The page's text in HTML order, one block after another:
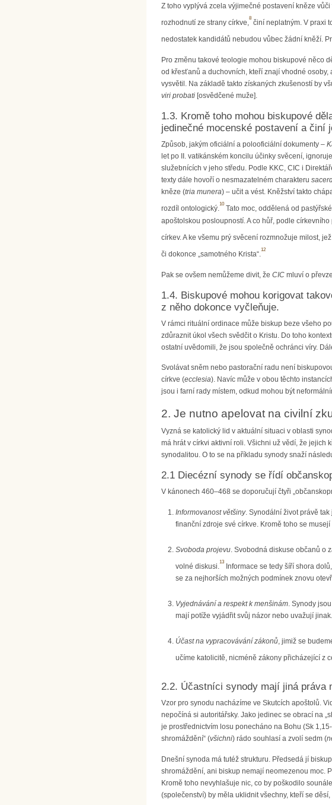
Z toho vyplývá zcela výjimečné postavení kněze
rozhodnutí ze strany církve,
8
činí neplatným. V praxi
nedostatek kandidátů nebudou vůbec žádní kněží.
Pro změnu takové teologie mohou biskupové něco
od křesťanů a duchovních, kteří znají vhodné
vysvětil. Na základě takto získaných zkušeností by
viri probati [osvědčené muže].
1.3. Kromě toho mohou biskupové
jedinečné mocenské postavení a činí
Způsob, jakým oficiální a polooficiální dokumenty –
let po II. vatikánském koncilu účinky svěcení,
služebnících v jeho středu. Podle KKC, CIC i
texty dále hovoří o nesmazatelném charakteru
kněze (tria munera) – učit a vést. Kněžství takto
rozdíl ontologický.
10
Tato moc, oddělená od
apoštolskou posloupností. A co hůř, podle
církev. A ke všemu prý svěcení rozmnožuje milost,
či dokonce „samotného Krista“.
12
Pak se ovšem nemůžeme divit, že CIC mluví o
1.4. Biskupové mohou korigovat
z něho dokonce vyčleňuje.
V rámci rituální ordinace může biskup beze všeho
zdůraznit úkol všech svědčit o Kristu. Do toho
ostatní uvědomili, že jsou společně ochránci víry.
Svolávat sněm nebo pastorační radu není
církve (ecclesia). Navíc může v obou těchto
jsou i farní rady místem, odkud mohou být
2. Je nutno apelovat na civilní
Vyzná se katolický lid v aktuální situaci v oblasti
má hrát v církvi aktivní roli. Všichni už vědí, že jejich
synodalitou. O to se na příkladu synody snaží
2.1 Diecézní synody se řídí
V kánonech 460–468 se doporučují čtyři
Informovanost většiny. Synodální život právě
finanční zdroje své církve. Kromě toho se
Svoboda projevu . Svobodná diskuse občanů o
volné diskusi.
13
Informace se tedy šíří shora
se za nejhorších možných podmínek znovu
Vyjednávání a respekt k menšinám. Synody
mají potíže vyjádřit svůj názor nebo uvažují jinak.
Účast na vypracovávání zákonů, jimiž se
učíme katolicitě, nicméně zákony přicházející z
2.2. Účastníci synody mají jiná práva
Vzor pro synodu nacházíme ve Skutcích apoštolů.
nepočíná si autoritářsky. Jako jedinec se obrací na
je prostřednictvím losu ponecháno na Bohu (Sk
shromáždění“ (všichni) rádo souhlasí a zvolí sedm (
Dnešní synoda má tutéž strukturu. Předsedá jí
shromáždění, ani biskup nemají neomezenou moc.
Kromě toho nevyhlašuje nic, co by poškodilo
(společenství) by měla uklidnit všechny, kteří se